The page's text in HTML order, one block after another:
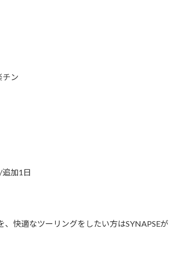
チン
加1日
快適なツーリングをしたい方はSYNAPSEが